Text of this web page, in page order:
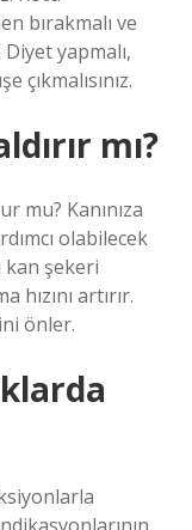
bırakmalı ve
Diyet yapmalı,
çıkmalısınız.
mı?
mu? Kanınıza
olabilecek
şekeri
artırır.
önler.